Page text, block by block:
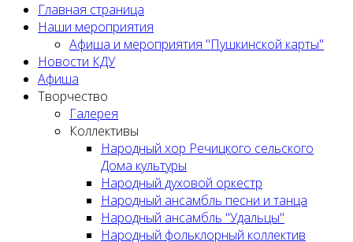
Главная страница
Наши мероприятия
Афиша и мероприятия "Пушкинской карты"
Новости КДУ
Афиша
Творчество
Галерея
Коллективы
Народный хор Речицкого сельского
Дома культуры
Народный духовой оркестр
Народный ансамбль песни и танца
Народный ансамбль "Удальцы"
Народный фольклорный коллектив